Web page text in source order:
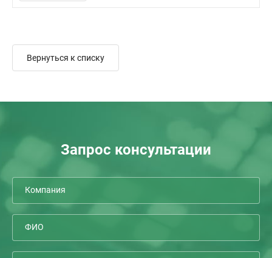
Вернуться к списку
Запрос консультации